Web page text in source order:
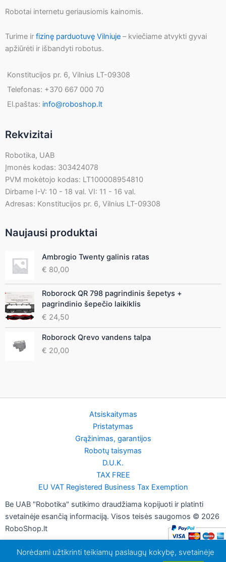
Robotai internetu geriausiomis kainomis.
Turime ir fizinę parduotuvę Vilniuje – kviečiame atvykti gyvai
apžiūrėti ir išbandyti robotus.
Konstitucijos pr. 6, Vilnius LT-09308
Telefonas: +370 667 000 70
El.paštas: info@roboshop.lt
Rekvizitai
Robotika, UAB
Įmonės kodas: 303424078
PVM mokėtojo kodas: LT100008954810
Dirbame I-V: 10 - 18 val. VI: 11 - 16 val.
Adresas: Konstitucijos pr. 6, Vilnius LT-09308
Naujausi produktai
Ambrogio Twenty galinis ratas
€ 80,00
Roborock QR 798 pagrindinis šepetys +
pagrindinio šepečio laikiklis
€ 24,50
Roborock Qrevo vandens talpa
€ 20,00
Atsiskaitymas
Pristatymas
Grąžinimas, garantijos
Robotų taisymas
D.U.K.
TAX FREE
EU VAT Registered Business Tax Exemption
Be UAB "Robotika" sutikimo draudžiama kopijuoti ir platinti
svetainėje esančią informaciją. Visos teisės saugomos © 2026
RoboShop.lt
Norėdami užtikrinti teikiamų paslaugų kokybę, svetainėje